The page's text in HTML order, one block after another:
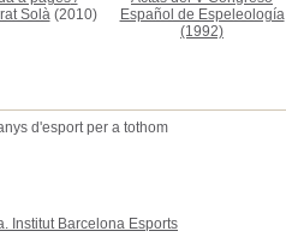
Solà(2010)
Español de Espeleología
(1992)
d'esport per a tothom
Institut Barcelona Esports